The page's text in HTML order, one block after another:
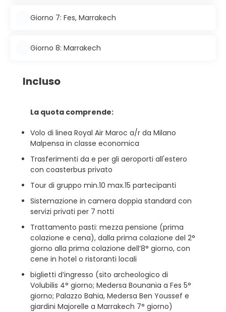
Giorno 7: Fes, Marrakech
Giorno 8: Marrakech
Incluso
La quota comprende:
Volo di linea Royal Air Maroc a/r da Milano
Malpensa in classe economica
Trasferimenti da e per gli aeroporti all'estero
con coasterbus privato
Tour di gruppo min.10 max.15 partecipanti
Sistemazione in camera doppia standard con
servizi privati per 7 notti
Trattamento pasti: mezza pensione (prima
colazione e cena), dalla prima colazione del 2°
giorno alla prima colazione dell’8° giorno, con
cene in hotel o ristoranti locali
biglietti d’ingresso (sito archeologico di
Volubilis 4° giorno; Medersa Bounania a Fes 5°
giorno; Palazzo Bahia, Medersa Ben Youssef e
giardini Majorelle a Marrakech 7° giorno)